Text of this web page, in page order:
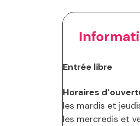
Entrée libre
Horaires
les mardis et
les mercredis et